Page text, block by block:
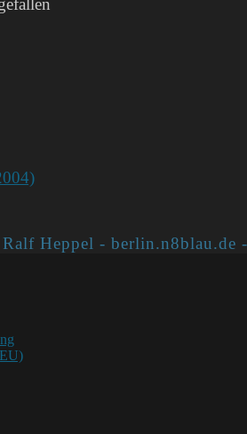
Heppel - berlin.n8blau.de